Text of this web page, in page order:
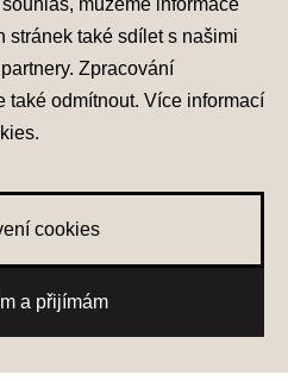
0
údajů
cookies
můžeme informace
stránek také sdílet s našimi
Zpracování
také odmítnout. Více informací
.
cookies
a přijímám